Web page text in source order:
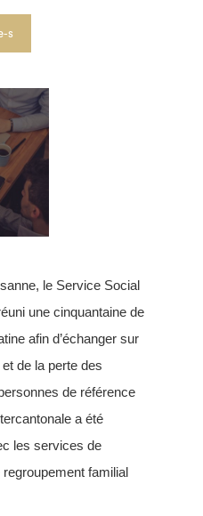
s
le Service Social
une cinquantaine de
afin d’échanger sur
de la perte des
de référence
a été
les services de
familial